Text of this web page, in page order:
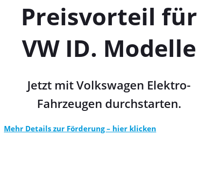
Preisvorteil für
VW ID. Modelle
Jetzt mit Volkswagen Elektro-
Fahrzeugen durchstarten.
Mehr Details zur Förderung – hier klicken